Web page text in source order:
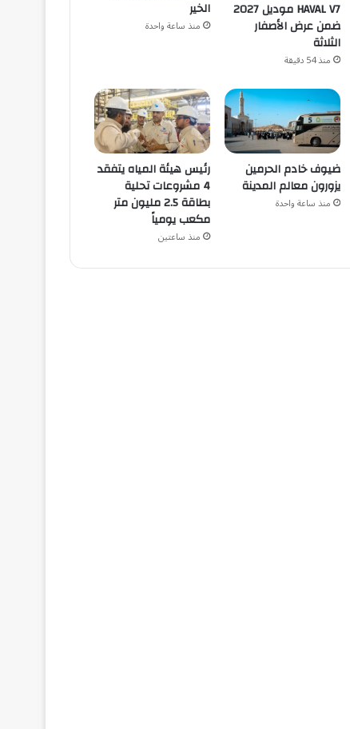
HAVAL V7 موديل 2027
ضمن عرض الأصفار
الثلاثة
منذ 54 دقيقة
الخير
منذ ساعة واحدة
ضيوف خادم الحرمين
يزورون معالم المدينة
منذ ساعة واحدة
رئيس هيئة المياه يتفقد
4 مشروعات تحلية
بطاقة 2.5 مليون متر
مكعب يومياً
منذ ساعتين